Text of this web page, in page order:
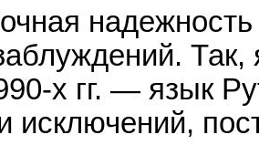
х гг. — язык
исключений,